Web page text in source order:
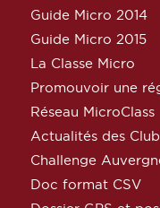
Guide Micro 2014
Guide Micro 2015
La Classe Micro
Promouvoir une
Réseau MicroClass
Actualités des
Challenge
Doc format CSV